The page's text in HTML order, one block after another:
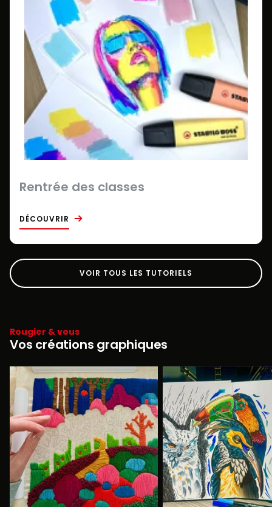
Rentrée des classes
DÉCOUVRIR
VOIR TOUS LES TUTORIELS
Rougier & vous
Vos créations graphiques